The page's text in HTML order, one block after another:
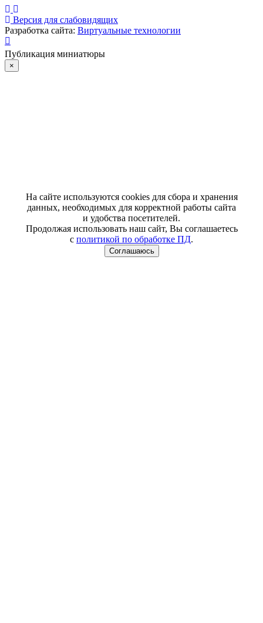
Версия для слабовидящих
Разработка сайта: Виртуальные технологии
Публикация миниатюры
×
На сайте используются cookies для сбора и хранения
данных, необходимых для корректной работы сайта
и удобства посетителей.
Продолжая использовать наш сайт, Вы соглашаетесь
с политикой по обработке ПД.
Соглашаюсь